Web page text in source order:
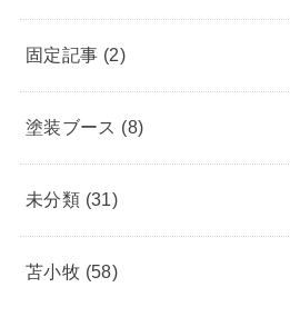
固定記事 (2)
塗装ブース (8)
未分類 (31)
苫小牧 (58)